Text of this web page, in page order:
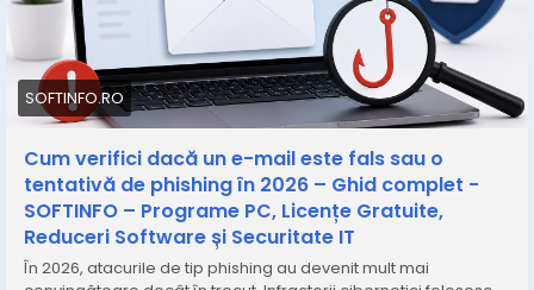
Din fericire, există câteva verificări simple care te pot
ajuta să identifici rapid un e-mail suspect.
https://softinfo.ro/cum-verifici-daca-un-e-mail-
este-fals-sau-o-tentativa-de-phishing-in-2026-
ghid-complet/
SOFTINFO.RO
Cum verifici dacă un e-mail este fals sau o
tentativă de phishing în 2026 – Ghid complet -
SOFTINFO – Programe PC, Licențe Gratuite,
Reduceri Software și Securitate IT
În 2026, atacurile de tip phishing au devenit mult mai